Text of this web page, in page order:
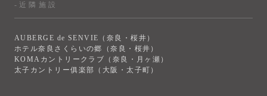
-近隣施設
AUBERGE de SENVIE（奈良・桜井）
ホテル奈良さくらいの郷（奈良・桜井）
KOMAカントリークラブ（奈良・月ヶ瀬）
太子カントリー俱楽部（大阪・太子町）